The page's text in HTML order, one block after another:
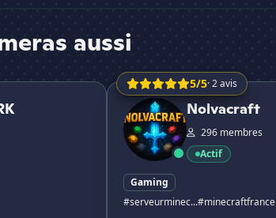
aussi
5/5· 2 avis
Nolvacraft
Nolvacraft
296 membres
Actif
Gaming
#serveurminec...#minecraftfrance